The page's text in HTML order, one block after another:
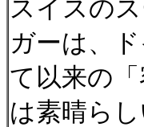
スイスの
ガーは、
て以来の
は素晴ら